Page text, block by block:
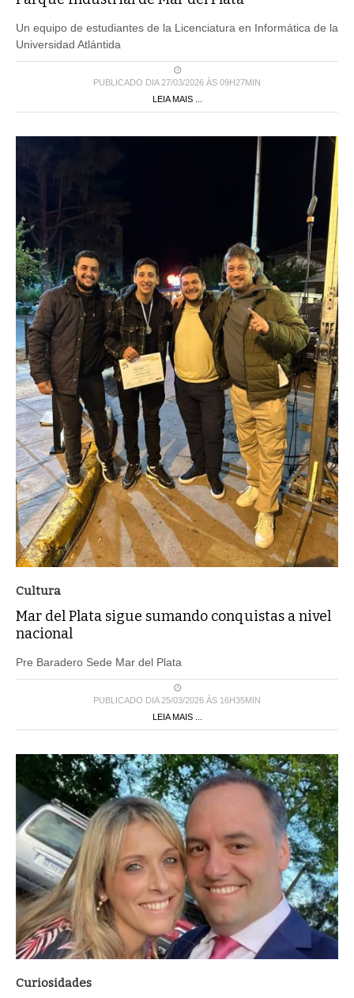
Un equipo de estudiantes de la Licenciatura en Informática de la
Universidad Atlántida
PUBLICADO DIA 27/03/2026 ÀS 09H27MIN
LEIA MAIS ...
Cultura
Mar del Plata sigue sumando conquistas a nivel
nacional
Pre Baradero Sede Mar del Plata
PUBLICADO DIA 25/03/2026 ÀS 16H35MIN
LEIA MAIS ...
Curiosidades